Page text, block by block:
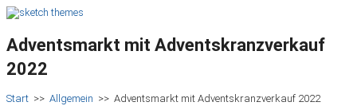
Adventsmarkt mit Adventskranzverkauf
2022
Start >> Allgemein >> Adventsmarkt mit Adventskranzverkauf 2022